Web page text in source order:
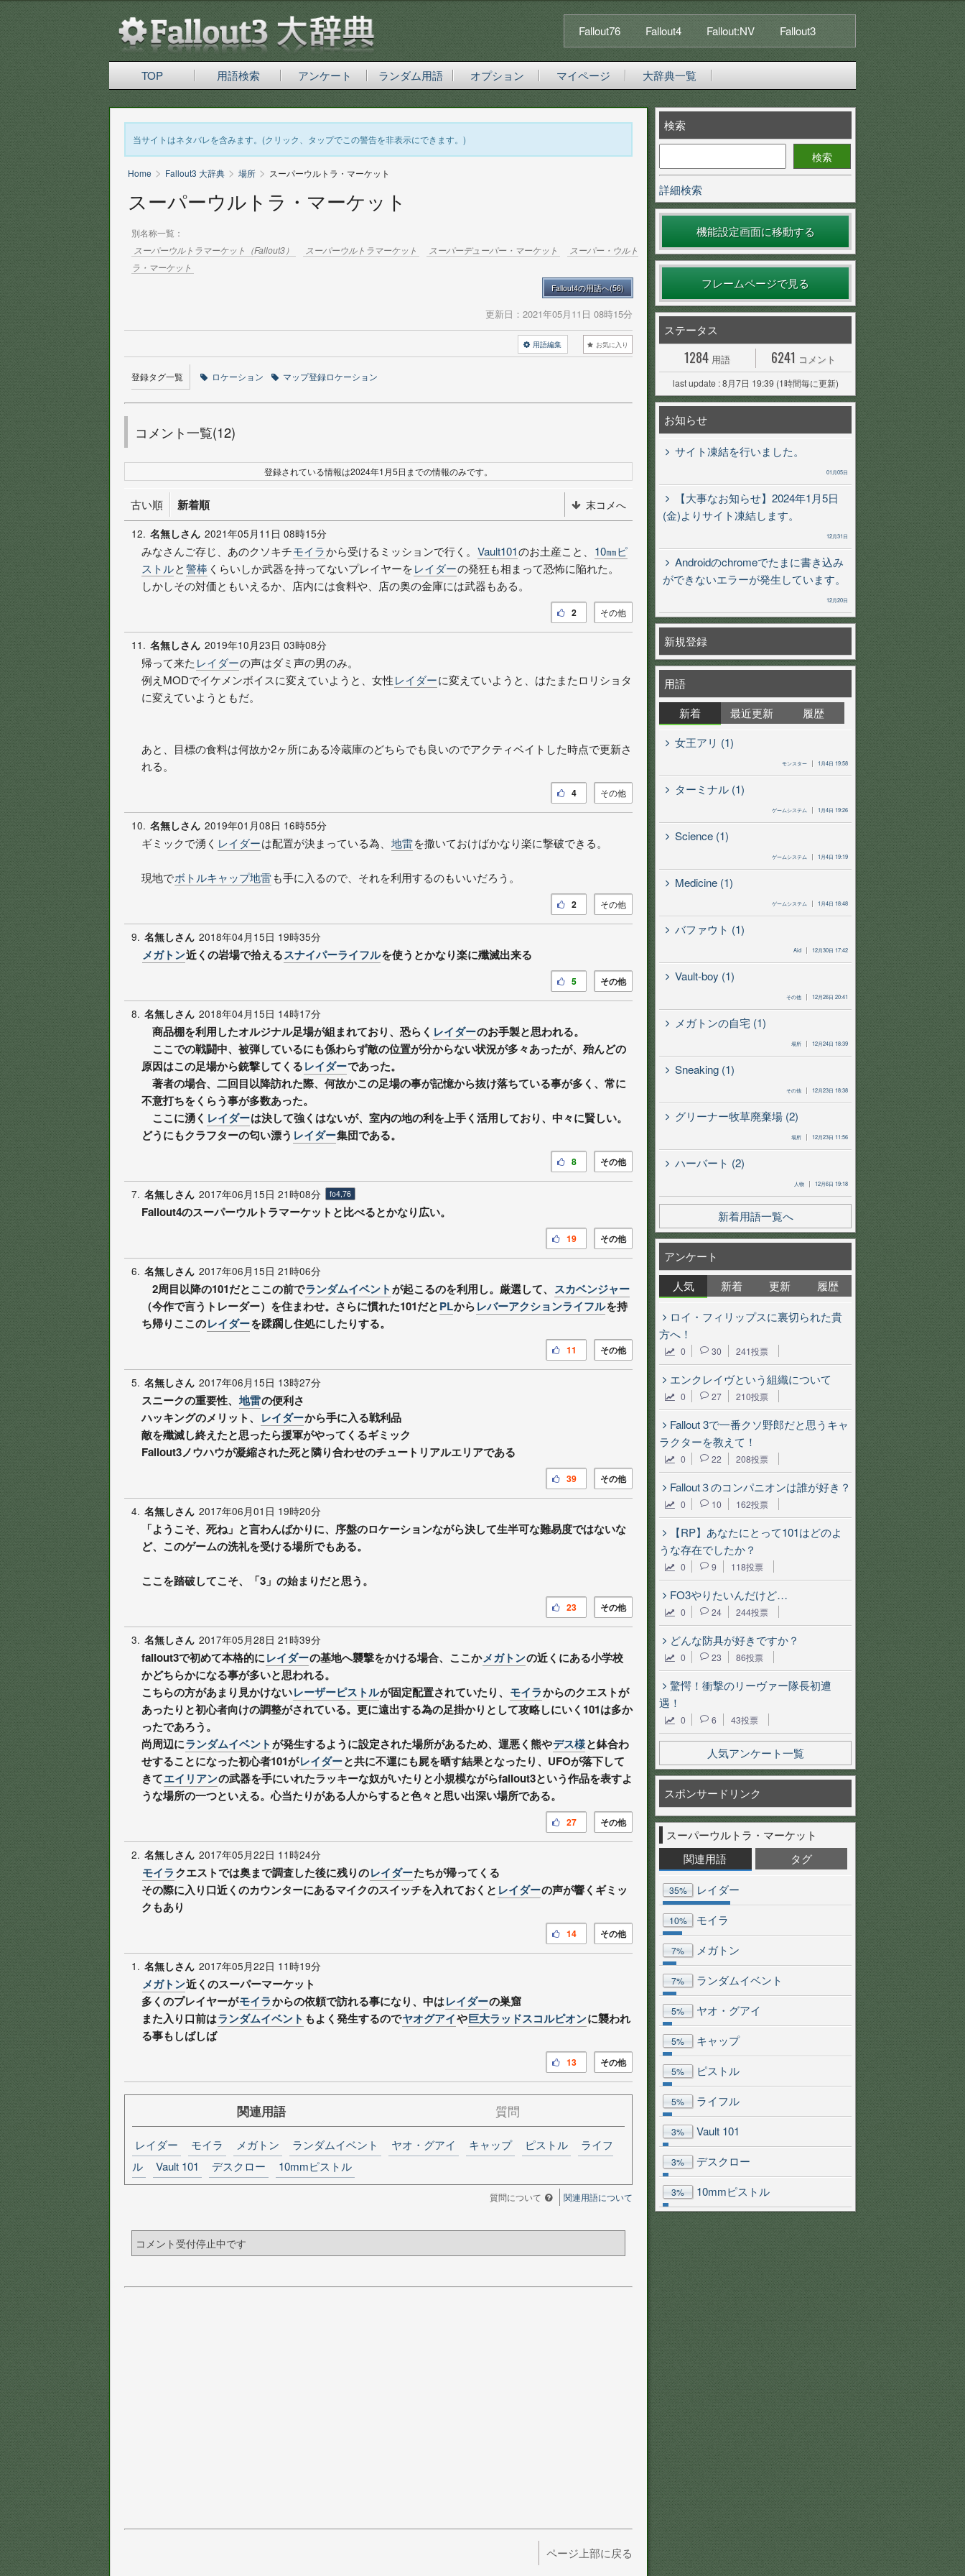
Fallout76 Fallout4 Fallout:NV Fallout3
TOP 用語検索 アンケート ランダム用語 オプション マイページ 大辞典一覧
当サイトはネタバレを含みます。(クリック、タップでこの警告を非表示にできます。)
Home > Fallout3 大辞典 > 場所 > スーパーウルトラ・マーケット
スーパーウルトラ・マーケット
別名称一覧：
スーパーウルトラマーケット（Fallout3）
スーパーウルトラマーケット スーパーデューパー・マーケット
スーパー・ウルト
ラ・マーケット
Fallout4の用語へ(56)
更新日： 2021年05月11日 08時15分
お気に入り
用語編集
登録タグ一覧 ロケーション マップ登録ロケーション
コメント一覧(12)
登録されている情報は2024年1月5日までの情報のみです。
古い順 新着順
末コメへ
12. 名無しさん 2021年05月11日 08時15分
みなさんご存じ、あのクソキチモイラから受けるミッションで行く。 Vault101のお土産こと、 10㎜ピ
ストルと警棒 くらいしか武器を持ってないプレイヤーをレイダーの発狂も相まって恐怖に陥れた。
しかしその対価ともいえるか、店内には食料や、店の奥の金庫には武器もある。
その他
2
11. 名無しさん 2019年10月23日 03時08分
帰って来た レイダーの声はダミ声の男のみ。
例えMODでイケメンボイスに変えていようと、女性レイダーに変えていようと、はたまたロリショタ
に変えていようともだ。
あと、目標の食料は何故か2ヶ所にある冷蔵庫のどちらでも良いのでアクティベイトした時点で更新さ
れる。
その他
4
10. 名無しさん 2019年01月08日 16時55分
ギミックで湧く レイダーは配置が決まっている為、 地雷を撒いておけばかなり楽に撃破できる。
現地でボトルキャップ地雷も手に入るので、それを利用するのもいいだろう。
その他
2
9. 名無しさん 2018年04月15日 19時35分
メガトン近くの岩場で拾えるスナイパーライフルを使うとかなり楽に殲滅出来る
その他
5
8. 名無しさん 2018年04月15日 14時17分
商品棚を利用したオルジナル足場が組まれており、恐らく レイダーのお手製と思われる。
ここでの戦闘中、被弾しているにも係わらず敵の位置が分からない状況が多々あったが、殆んどの
原因はこの足場から銃撃してくるレイダーであった。
著者の場合、二回目以降訪れた際、何故かこの足場の事が記憶から抜け落ちている事が多く、常に
不意打ちをくらう事が多数あった。
ここに湧く レイダーは決して強くはないが、室内の地の利を上手く活用しており、中々に賢しい。
どうにもクラフターの匂い漂う レイダー集団である。
その他
8
7. 名無しさん 2017年06月15日 21時08分 fo4,76
Fallout4のスーパーウルトラマーケットと比べるとかなり広い。
その他
19
6. 名無しさん 2017年06月15日 21時06分
2周目以降の101だとここの前でランダムイベントが起こるのを利用し。厳選して、 スカベンジャー
（今作で言うトレーダー）を住まわせ。さらに慣れた101だとPLからレバーアクションライフルを持
ち帰りここのレイダーを蹂躙し住処にしたりする。
その他
11
5. 名無しさん 2017年06月15日 13時27分
スニークの重要性、 地雷の便利さ
ハッキングのメリット、 レイダーから手に入る戦利品
敵を殲滅し終えたと思ったら援軍がやってくるギミック
Fallout3ノウハウが凝縮された死と隣り合わせのチュートリアルエリアである
その他
39
4. 名無しさん 2017年06月01日 19時20分
「ようこそ、死ね」と言わんばかりに、序盤のロケーションながら決して生半可な難易度ではないな
ど、このゲームの洗礼を受ける場所でもある。
ここを踏破してこそ、「3」の始まりだと思う。
その他
23
3. 名無しさん 2017年05月28日 21時39分
fallout3で初めて本格的にレイダーの基地へ襲撃をかける場合、ここかメガトンの近くにある小学校
かどちらかになる事が多いと思われる。
こちらの方があまり見かけないレーザーピストルが固定配置されていたり、 モイラからのクエストが
あったりと初心者向けの調整がされている。更に遠出する為の足掛かりとして攻略しにいく101は多か
ったであろう。
尚周辺にランダムイベントが発生するように設定された場所があるため、運悪く熊やデス様と鉢合わ
せすることになった初心者101がレイダーと共に不運にも屍を晒す結果となったり、UFOが落下して
きてエイリアンの武器を手にいれたラッキーな奴がいたりと小規模ながらfallout3という作品を表すよ
うな場所の一つといえる。心当たりがある人からすると色々と思い出深い場所である。
その他
27
2. 名無しさん 2017年05月22日 11時24分
モイラクエストでは奥まで調査した後に残りのレイダーたちが帰ってくる
その際に入り口近くのカウンターにあるマイクのスイッチを入れておくと レイダーの声が響くギミッ
クもあり
その他
14
1. 名無しさん 2017年05月22日 11時19分
メガトン近くのスーパーマーケット
多くのプレイヤーがモイラからの依頼で訪れる事になり、中はレイダーの巣窟
また入り口前はランダムイベント もよく発生するのでヤオグアイや巨大ラッドスコルピオンに襲われ
る事もしばしば
その他
13
関連用語 質問
レイダー モイラ メガトン ランダムイベント ヤオ・グアイ キャップ ピストル
ライフ
ル
Vault 101 デスクロー 10mmピストル
関連用語について
質問について
コメント受付停止中です
ページ上部に戻る
検索
詳細検索
機能設定画面に移動する
フレームページで見る
ステータス
1284 用語 6241 コメント
last update : 8月7日 19:39 (1時間毎に更新)
お知らせ
サイト凍結を行いました。
01月05日
【大事なお知らせ】2024年1月5日
(金)よりサイト凍結します。
12月31日
Androidのchromeでたまに書き込み
ができないエラーが発生しています。
12月20日
新規登録
用語
新着
最近更新
履歴
女王アリ (1)
モンスター 1月4日 19:58
ターミナル (1)
ゲームシステム 1月4日 19:26
Science (1)
ゲームシステム 1月4日 19:19
Medicine (1)
ゲームシステム 1月4日 18:48
バファウト (1)
Aid 12月30日 17:42
Vault-boy (1)
その他 12月26日 20:41
メガトンの自宅 (1)
場所 12月24日 18:39
Sneaking (1)
その他 12月23日 18:38
グリーナー牧草廃棄場 (2)
場所 12月23日 11:56
ハーバート (2)
人物 12月6日 19:18
新着用語一覧へ
アンケート
人気
新着 更新 履歴
ロイ・フィリップスに裏切られた貴
方へ！
0 30 241投票
エンクレイヴという組織について
0 27 210投票
Fallout 3で一番クソ野郎だと思うキャ
ラクターを教えて！
0 22 208投票
Fallout３のコンパニオンは誰が好き？
0 10 162投票
【RP】あなたにとって101はどのよ
うな存在でしたか？
0 9 118投票
FO3やりたいんだけど…
0 24 244投票
どんな防具が好きですか？
0 23 86投票
驚愕！衝撃のリーヴァー隊長初遭
遇！
0 6 43投票
人気アンケート一覧
スポンサードリンク
スーパーウルトラ・マーケット
関連用語
タグ
35% レイダー
10% モイラ
7% メガトン
7% ランダムイベント
5% ヤオ・グアイ
5% キャップ
5% ピストル
5% ライフル
3% Vault 101
3% デスクロー
3% 10mmピストル